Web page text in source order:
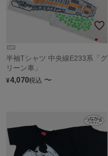
半袖Tシャツ 中央線E233系「グ
リーン車」
¥4,070税込 〜